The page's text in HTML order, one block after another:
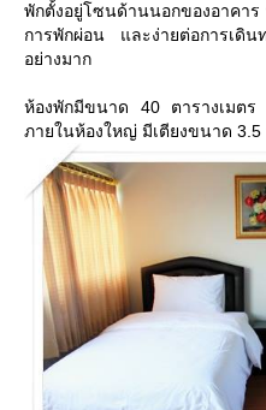
พักตั้งอยู่โซนด้านนอกของอาคาร
การพักผ่อน และง่ายต่อการเดิน
อย่างมาก
ห้องพักมีขนาด 40 ตารางเม
ภายในห้องใหญ่ มีเตียงขนาด 3.5